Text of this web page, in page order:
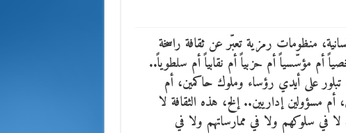
منظومات رمزية تعبّر عن ثقافة راسخة
أم مؤسّسياً أم حزبياً أم نقابياً أم سلطوياً..
على أيدي رؤساء وملوك حاكمين، أم
مسؤولين إداريين.. إلخ، هذه الثقافة لا
في سلوكهم ولا في ممارساتهم ولا في